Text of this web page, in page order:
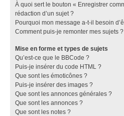
À quoi sert le bouton « Enregistrer
rédaction d’un sujet ?
Pourquoi mon message a-t-il besoin
Comment puis-je remonter mes sujets ?
Mise en forme et types de sujets
Qu’est-ce que le BBCode ?
Puis-je insérer du code HTML ?
Que sont les émoticônes ?
Puis-je insérer des images ?
Que sont les annonces générales ?
Que sont les annonces ?
Que sont les notes ?